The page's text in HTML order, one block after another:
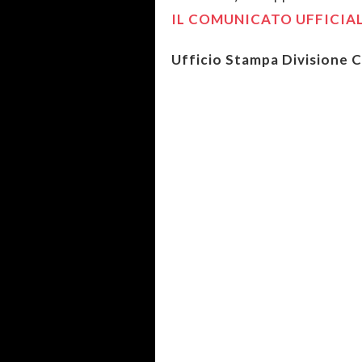
IL COMUNICATO
Ufficio Stampa Divisione